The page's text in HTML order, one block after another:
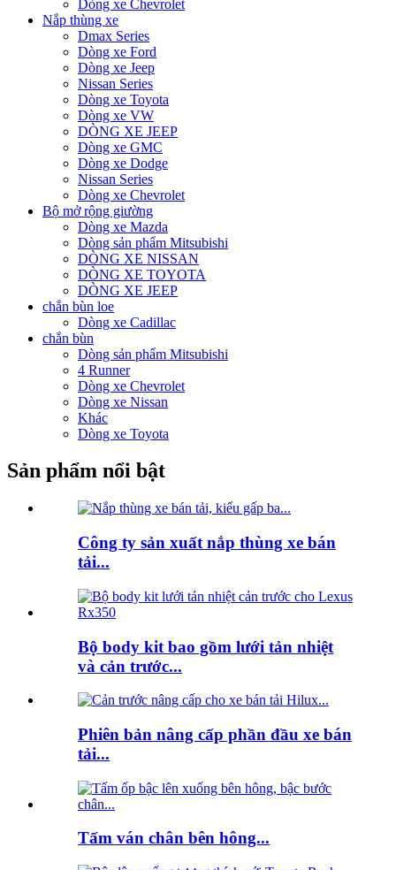
Dòng xe Chevrolet
Nắp thùng xe
Dmax Series
Dòng xe Ford
Dòng xe Jeep
Nissan Series
Dòng xe Toyota
Dòng xe VW
DÒNG XE JEEP
Dòng xe GMC
Dòng xe Dodge
Nissan Series
Dòng xe Chevrolet
Bộ mở rộng giường
Dòng xe Mazda
Dòng sản phẩm Mitsubishi
DÒNG XE NISSAN
DÒNG XE TOYOTA
DÒNG XE JEEP
chắn bùn loe
Dòng xe Cadillac
chắn bùn
Dòng sản phẩm Mitsubishi
4 Runner
Dòng xe Chevrolet
Dòng xe Nissan
Khác
Dòng xe Toyota
Sản phẩm nổi bật
Công ty sản xuất nắp thùng xe bán
tải...
Bộ body kit bao gồm lưới tản nhiệt
và cản trước...
Phiên bản nâng cấp phần đầu xe bán
tải...
Tấm ván chân bên hông...